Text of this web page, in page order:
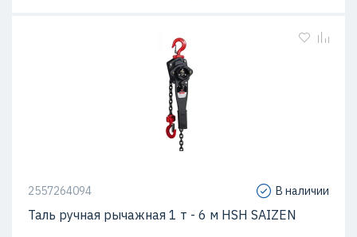
2557264094 В наличии
Таль ручная рычажная 1 т - 6 м HSH SAIZEN